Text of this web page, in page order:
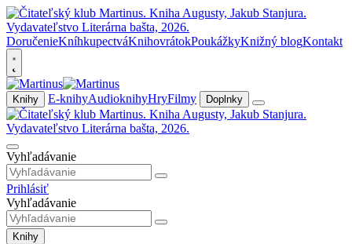
DoručenieKníhkupectváKnihovrátokPoukážkyKnižný blogKontakt
Knihy E-knihyAudioknihyHryFilmy Doplnky
Vyhľadávanie
Prihlásiť
Vyhľadávanie
Knihy